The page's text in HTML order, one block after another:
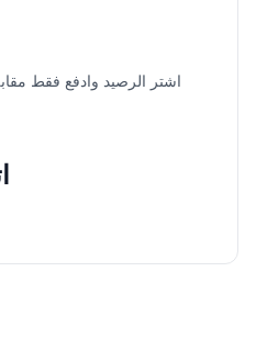
اشتر الرصيد وادفع فقط